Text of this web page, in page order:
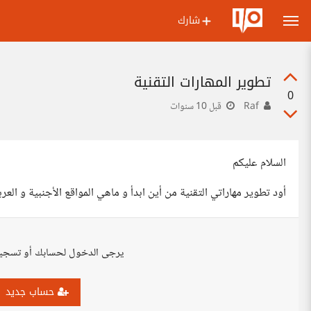
شارك
0
تطوير المهارات التقنية
قبل 10 سنوات
السلام عليكم
أود تطوير مهاراتي التقنية من أين ابدأ و ماهي المواقع الأجنبية و
يرجى الدخول لحسابك أو
حساب جديد